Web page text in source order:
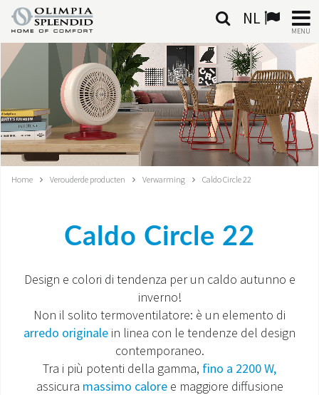
NL
MENU
NEDERLANDSE
KLIMAATREGELING
VERWARMING
GEÏNTEGREERDE SYSTEMEN
CONTACTEN
WERELD OS
DOCUMENTATIE PRODUCTEN
Home Verouderde producten Verwarming Caldo Circle 22
Caldo Circle 22
Design e colori di tendenza per un caldo autunno e
inverno!
Non il solito termoventilatore: è un elemento di
arredo originale in linea con le tendenze del design
contemporaneo.
Tra i più potenti della gamma, fino a 2200 W,
assicura massimo caloree maggiore diffusione